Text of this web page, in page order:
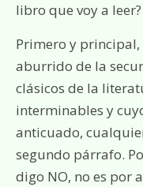
libro que voy a leer?
Primero y principal,
aburrido de la
clásicos de la
interminables y
anticuado,
segundo párrafo.
digo NO, no es por